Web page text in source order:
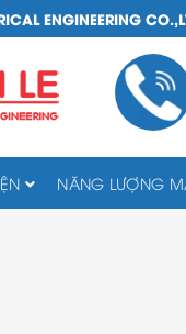
ENGINEERING
NĂNG LƯỢNG